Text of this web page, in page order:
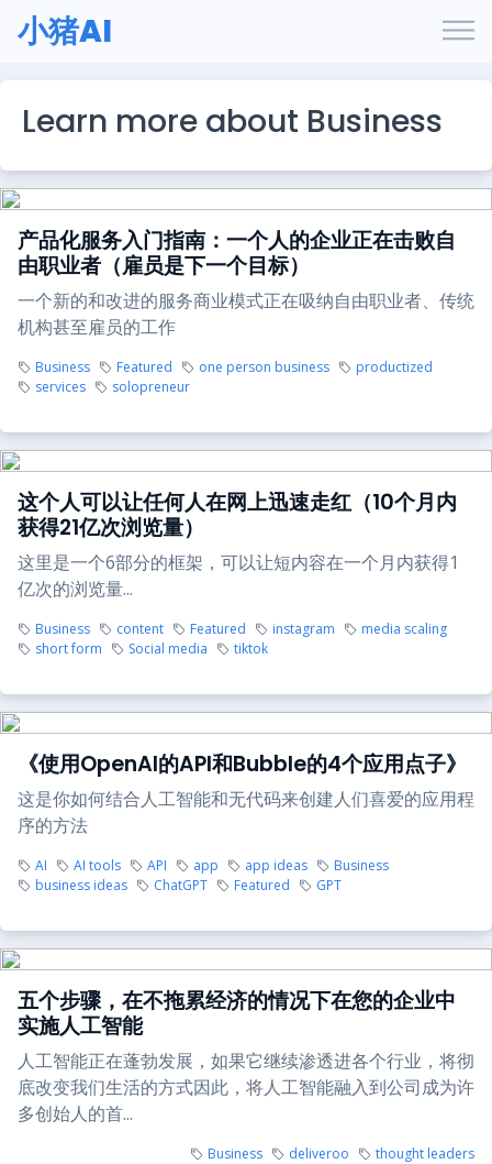
小猪AI
Learn more about Business
产品化服务入门指南：一个人的企业正在击败自
由职业者（雇员是下一个目标）
一个新的和改进的服务商业模式正在吸纳自由职业者、传统
机构甚至雇员的工作
Business Featured one person business
productized
services
solopreneur
这个人可以让任何人在网上迅速走红（10个月内
获得21亿次浏览量）
这里是一个6部分的框架，可以让短内容在一个月内获得1
亿次的浏览量...
Business content Featured instagram
media scaling
short form
Social media tiktok
《使用OpenAI的API和Bubble的4个应用点子》
这是你如何结合人工智能和无代码来创建人们喜爱的应用程
序的方法
AI AI tools API app app ideas
Business
business ideas
ChatGPT Featured GPT
五个步骤，在不拖累经济的情况下在您的企业中
实施人工智能
人工智能正在蓬勃发展，如果它继续渗透进各个行业，将彻
底改变我们生活的方式因此，将人工智能融入到公司成为许
多创始人的首...
Business deliveroo thought leaders